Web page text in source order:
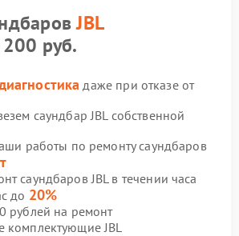
JBL
руб.
даже при отказе от
саундбар JBL собственной
работы по ремонту саундбаров
саундбаров JBL в течении часа
до 20%
рублей на ремонт
комплектующие JBL